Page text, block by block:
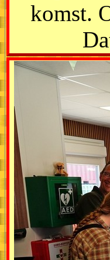
komst.